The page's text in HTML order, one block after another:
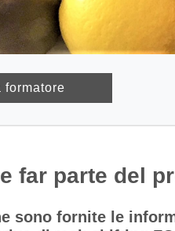
formatore
far parte del
sono fornite le